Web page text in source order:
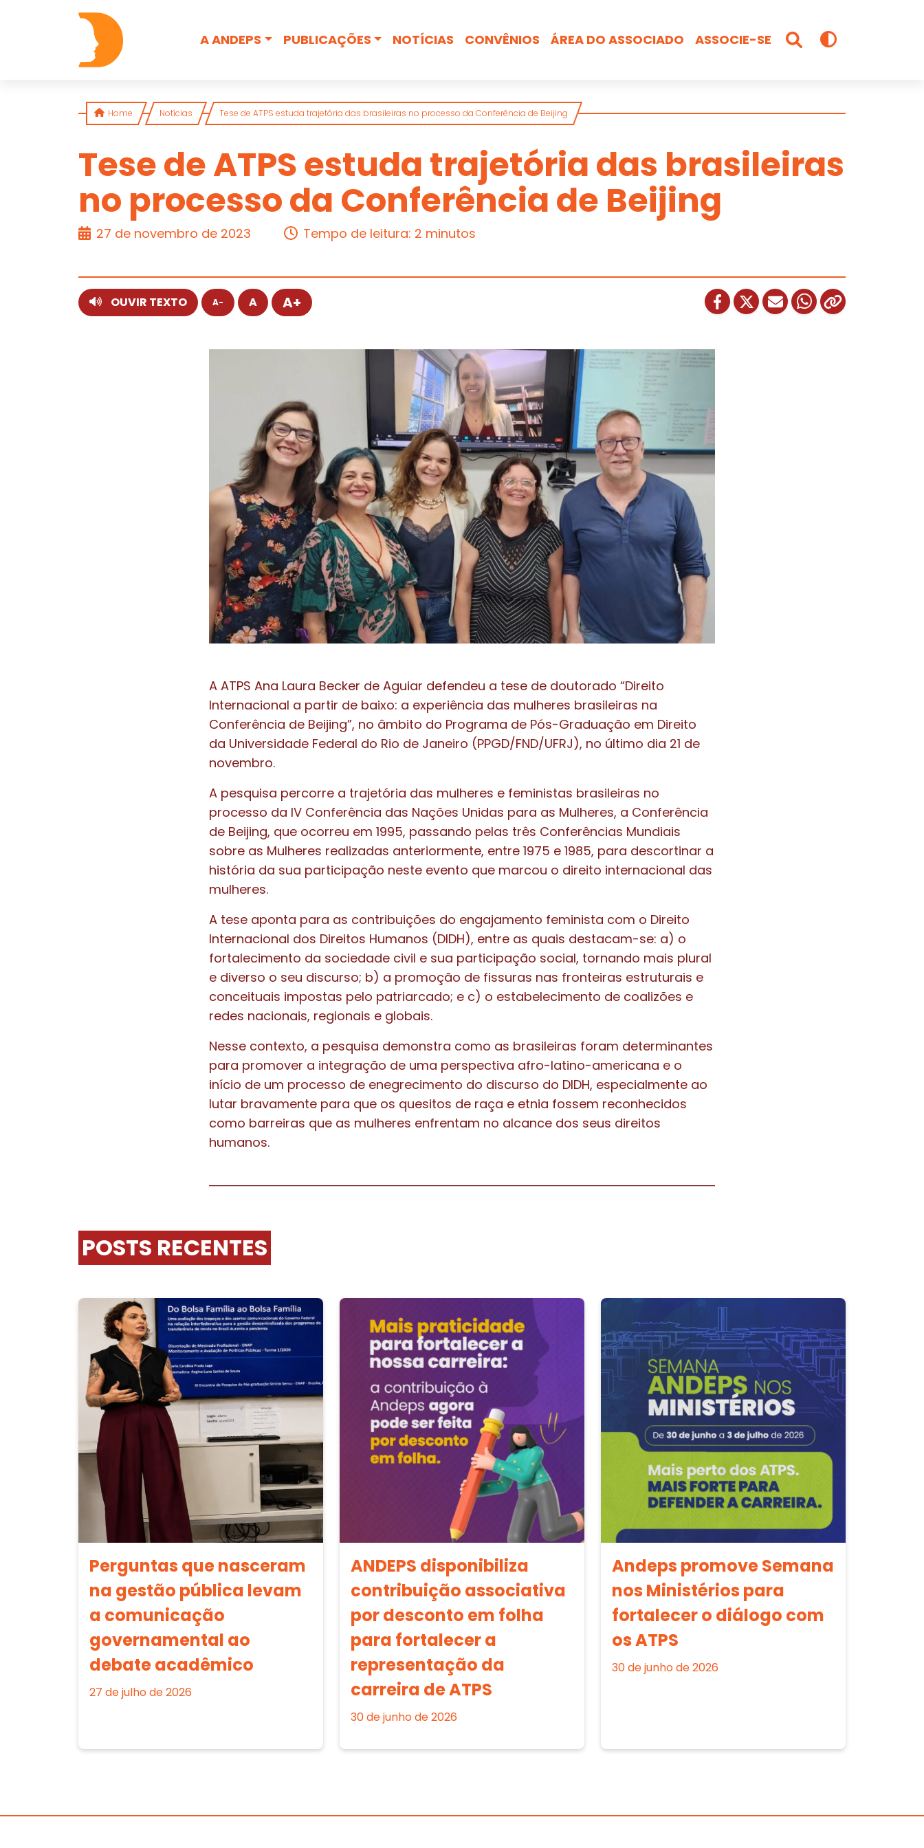
Skip to content
A ANDEPS
PUBLICAÇÕES NOTÍCIAS CONVÊNIOS ÁREA DO ASSOCIADO ASSOCIE-SE
Busca
ARTIGO
Home Notícias Tese de ATPS estuda trajetória das brasileiras no processo da Conferência de Beijing
Tese de ATPS estuda trajetória das brasileiras
no processo da Conferência de Beijing
27 de novembro de 2023 Tempo de leitura: 2 minutos
OUVIR TEXTO A- A A+
A ATPS Ana Laura Becker de Aguiar defendeu a tese de doutorado “Direito
Internacional a partir de baixo: a experiência das mulheres brasileiras na
Conferência de Beijing”, no âmbito do Programa de Pós-Graduação em Direito
da Universidade Federal do Rio de Janeiro (PPGD/FND/UFRJ), no último dia 21 de
novembro.
A pesquisa percorre a trajetória das mulheres e feministas brasileiras no
processo da IV Conferência das Nações Unidas para as Mulheres, a Conferência
de Beijing, que ocorreu em 1995, passando pelas três Conferências Mundiais
sobre as Mulheres realizadas anteriormente, entre 1975 e 1985, para descortinar a
história da sua participação neste evento que marcou o direito internacional das
mulheres.
A tese aponta para as contribuições do engajamento feminista com o Direito
Internacional dos Direitos Humanos (DIDH), entre as quais destacam-se: a) o
fortalecimento da sociedade civil e sua participação social, tornando mais plural
e diverso o seu discurso; b) a promoção de fissuras nas fronteiras estruturais e
conceituais impostas pelo patriarcado; e c) o estabelecimento de coalizões e
redes nacionais, regionais e globais.
Nesse contexto, a pesquisa demonstra como as brasileiras foram determinantes
para promover a integração de uma perspectiva afro-latino-americana e o
início de um processo de enegrecimento do discurso do DIDH, especialmente ao
lutar bravamente para que os quesitos de raça e etnia fossem reconhecidos
como barreiras que as mulheres enfrentam no alcance dos seus direitos
humanos.
POSTS RECENTES
Perguntas que nasceram
na gestão pública levam
a comunicação
governamental ao
debate acadêmico
27 de julho de 2026
ANDEPS disponibiliza
contribuição associativa
por desconto em folha
para fortalecer a
representação da
carreira de ATPS
30 de junho de 2026
Andeps promove Semana
nos Ministérios para
fortalecer o diálogo com
os ATPS
30 de junho de 2026